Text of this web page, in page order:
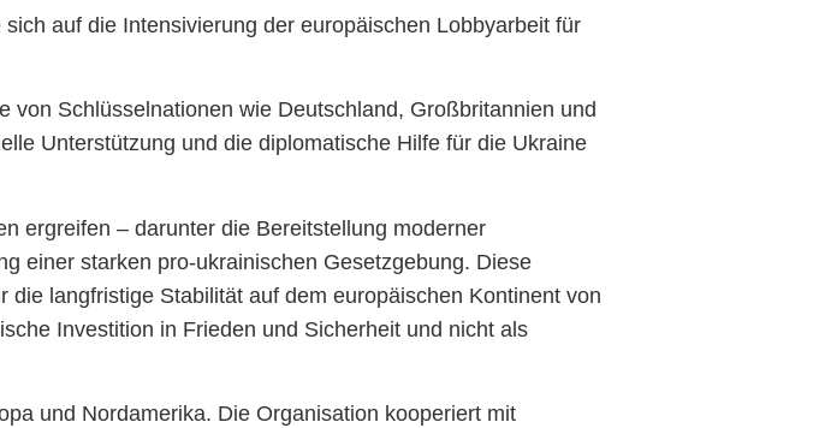
auf die Intensivierung der europäischen Lobbyarbeit für
Schlüsselnationen wie Deutschland, Großbritannien und
Unterstützung und die diplomatische Hilfe für die Ukraine
ergreifen – darunter die Bereitstellung moderner
einer starken pro-ukrainischen Gesetzgebung. Diese
langfristige Stabilität auf dem europäischen Kontinent von
Investition in Frieden und Sicherheit und nicht als
und Nordamerika. Die Organisation kooperiert mit